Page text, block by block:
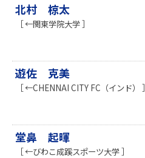
北村 椋太
［ ←関東学院大学 ］
遊佐 克美
［ ←CHENNAI CITY FC（インド） ］
堂鼻 起暉
［ ←びわこ成蹊スポーツ大学 ］